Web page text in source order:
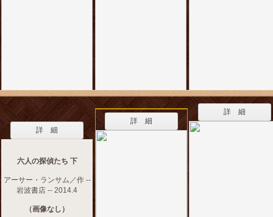
詳 細
六人の探偵たち 下
アーサー・ランサム／作 --
岩波書店 -- 2014.4
（画像なし）
詳 細
詳 細